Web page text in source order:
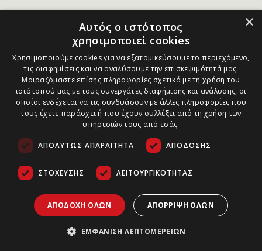
×
Αυτός ο ιστότοπος
χρησιμοποιεί cookies
Χρησιμοποιούμε cookies για να εξατομικεύσουμε το περιεχόμενο,
τις διαφημίσεις και να αναλύσουμε την επισκεψιμότητά μας.
Μοιραζόμαστε επίσης πληροφορίες σχετικά με τη χρήση του
ιστότοπού μας με τους συνεργάτες διαφήμισης και ανάλυσης, οι
οποίοι ενδέχεται να τις συνδυάσουν με άλλες πληροφορίες που
τους έχετε παράσχει ή που έχουν συλλέξει από τη χρήση των
υπηρεσιών τους από εσάς.
ΑΠΟΛΎΤΩΣ ΑΠΑΡΑΊΤΗΤΑ ΑΠΌΔΟΣΗΣ
ΣΤΌΧΕΥΣΗΣ ΛΕΙΤΟΥΡΓΙΚΌΤΗΤΑΣ
ΑΠΟΔΟΧΉ ΌΛΩΝ ΑΠΌΡΡΙΨΗ ΌΛΩΝ
ΕΜΦΆΝΙΣΗ ΛΕΠΤΟΜΕΡΕΙΏΝ